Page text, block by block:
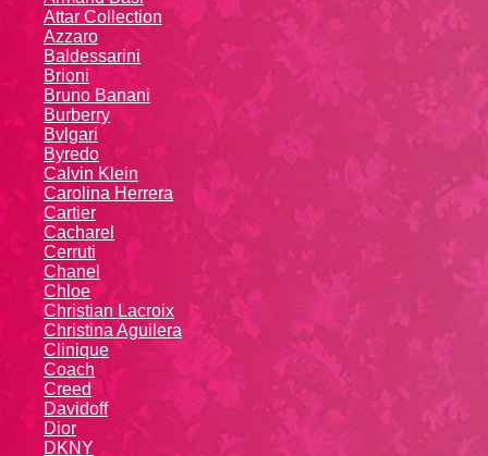
Attar Collection
Azzaro
Baldessarini
Brioni
Bruno Banani
Burberry
Bvlgari
Byredo
Calvin Klein
Carolina Herrera
Cartier
Caсhаrеl
Cerruti
Chanel
Chloe
Christian Lacroix
Christina Aguilera
Cliniquе
Coach
Creed
Davidoff
Dior
DKNY